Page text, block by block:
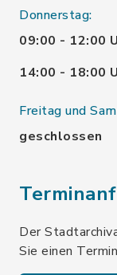
Donnerstag:
09:00 - 12:00
14:00 - 18:00
Freitag und
geschlossen
Der
Sie einen